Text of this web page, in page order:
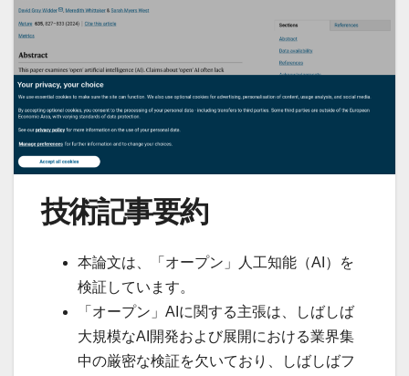
技術記事要約
本論文は、「オープン」人工知能（AI）を
検証しています。
「オープン」AIに関する主張は、しばしば
大規模なAI開発および展開における業界集
中の厳密な検証を欠いており、しばしばフ